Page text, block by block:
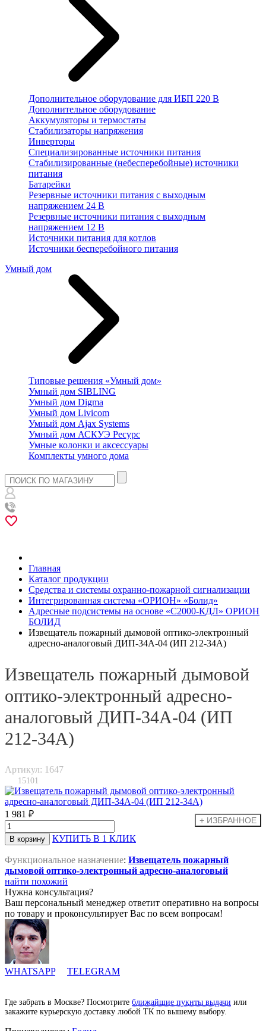
Дополнительное оборудование для ИБП 220 В
Дополнительное оборудование
Аккумуляторы и термостаты
Стабилизаторы напряжения
Инверторы
Специализированные источники питания
Стабилизированные (небесперебойные) источники
питания
Батарейки
Резервные источники питания с выходным
напряжением 24 В
Резервные источники питания с выходным
напряжением 12 В
Источники питания для котлов
Источники бесперебойного питания
Умный дом
Типовые решения «Умный дом»
Умный дом SIBLING
Умный дом Digma
Умный дом Livicom
Умный дом Ajax Systems
Умный дом АСКУЭ Ресурс
Умные колонки и аксессуары
Комплекты умного дома
Главная
Каталог продукции
Средства и системы охранно-пожарной сигнализации
Интегрированная система «ОРИОН» «Болид»
Адресные подсистемы на основе «С2000-КДЛ» ОРИОН
БОЛИД
Извещатель пожарный дымовой оптико-электронный
адресно-аналоговый ДИП-34А-04 (ИП 212-34А)
Извещатель пожарный дымовой
оптико-электронный адресно-
аналоговый ДИП-34А-04 (ИП
212-34А)
Артикул: 1647
15101
1 981 ₽
КУПИТЬ В 1 КЛИК
Функциональное назначение: Извещатель пожарный
дымовой оптико-электронный адресно-аналоговый
найти похожий
Нужна консультация?
Ваш персональный менеджер ответит оперативно на вопросы
по товару и проконсультирует Вас по всем вопросам!
WHATSAPP TELEGRAM
Где забрать в Москве? Посмотрите ближайшие пукнты выдачи или
закажите курьерскую доставку любой ТК по вышему выбору.